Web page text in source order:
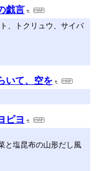
戯言
、トクリュウ、サイバ
いて、空を
ピヨ
塩昆布の山形だし風